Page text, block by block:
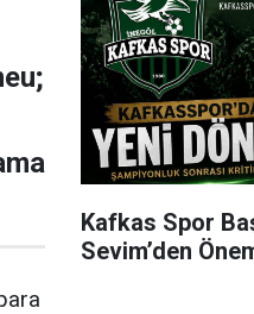
Kafkas Spor
Sevim’den